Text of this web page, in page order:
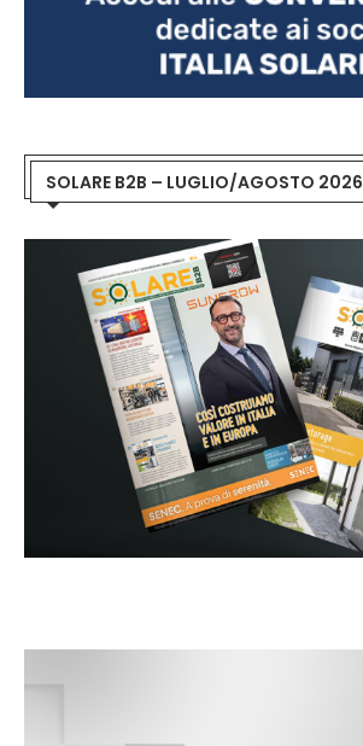
SOLARE B2B – LUGLIO/AGOSTO 2026